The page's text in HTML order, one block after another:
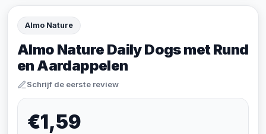
Almo Nature
Almo Nature Daily Dogs met Rund
en Aardappelen
Schrijf de eerste review
€1,59